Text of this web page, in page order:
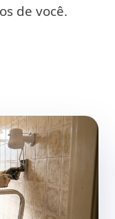
de você.